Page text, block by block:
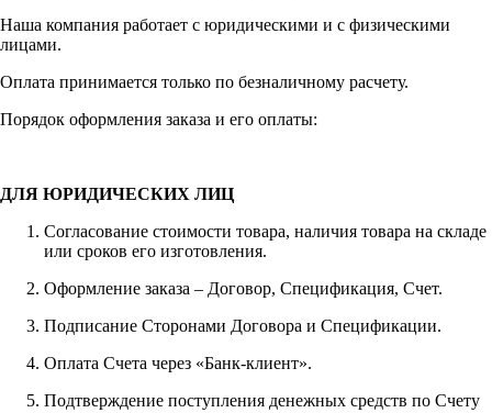
Наша компания работает с юридическими и с физическими
лицами.
Оплата принимается только по безналичному расчету.
Порядок оформления заказа и его оплаты:
ДЛЯ ЮРИДИЧЕСКИХ ЛИЦ
Согласование стоимости товара, наличия товара на складе
или сроков его изготовления.
Оформление заказа – Договор, Спецификация, Счет.
Подписание Сторонами Договора и Спецификации.
Оплата Счета через «Банк-клиент».
Подтверждение поступления денежных средств по Счету